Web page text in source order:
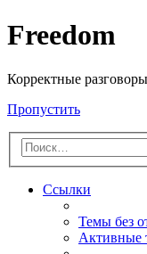
Freedom
Корректные
Пропустить
Ссылки
Темы без
Активные